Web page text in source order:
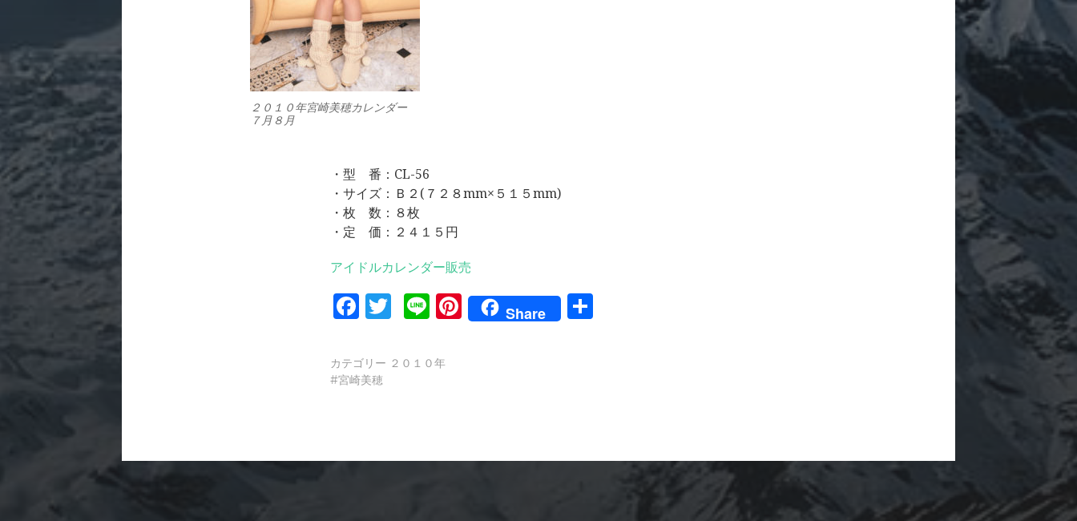
２０１０年宮崎美穂カレンダー
７月８月
・型 番：CL-56
・サイズ：Ｂ２(７２８mm×５１５mm)
・枚 数：８枚
・定 価：２４１５円
アイドルカレンダー販売
Facebook
Twitter
LinePinterest
Share
カテゴリー ２０１０年
宮崎美穂